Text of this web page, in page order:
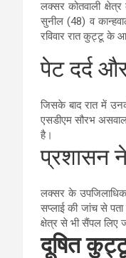
लक्सर कोतवाली
सुनील (48) व
रविवार रात कुट्टू के
पेट दर्द
जिसके बाद रात में
एसडीएम सौरभ असवाल
है।
प्रशासन
लक्सर के
सप्लाई की जांच से
क्षेत्र से भी सैंपल लिए
दूषित